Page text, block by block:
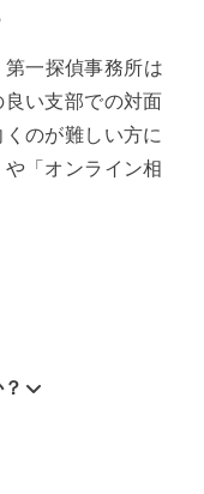
第一探偵事務所は
い支部での対面
のが難しい方に
「オンライン相